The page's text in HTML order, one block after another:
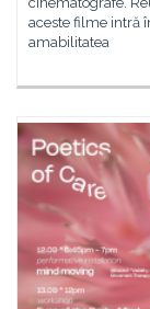
aceste filme intră
amabilitatea